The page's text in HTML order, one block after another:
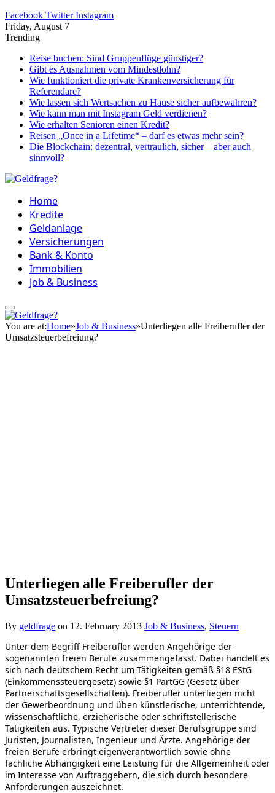
Facebook Twitter Instagram
Friday, August 7
Trending
Reise buchen: Sind Gruppenflüge günstiger?
Gibt es Ausnahmen vom Mindestlohn?
Wie funktioniert die private Krankenversicherung für
Referendare?
Wie lassen sich Wertsachen zu Hause sicher aufbewahren?
Wie kann man mit Instagram Geld verdienen?
Wie erhalten Senioren einen Kredit?
Reisen „Once in a Lifetime“ – darf es etwas mehr sein?
Die Blockchain: dezentral, vertraulich, sicher – aber auch
sinnvoll?
Home
Kredite
Geldanlage
Versicherungen
Bank & Konto
Immobilien
Job & Business
You are at:Home»Job & Business»Unterliegen alle Freiberufler der
Umsatzsteuerbefreiung?
Unterliegen alle Freiberufler der
Umsatzsteuerbefreiung?
By geldfrage on 12. February 2013 Job & Business, Steuern
Unter dem Begriff Freiberufler werden Angehörige der
sogenannten freien Berufe zusammengefasst. Dabei handelt es
sich nach deutschem Recht um Tätigkeiten gemäß §18 EStG
(Einkommenssteuergesetz) sowie §1 PartGG (Gesetz über
Partnerschaftsgesellschaften). Freiberufler unterliegen nicht
der Gewerbeordnung und üben künstlerische, unterrichtende,
wissenschaftliche, erzieherische oder schriftstellerische
Tätigkeiten aus. Typische Vertreter dieser Berufsgruppe sind
Juristen, Journalisten, Ingenieur und Ärzte. Angehörige der
freien Berufe erbringt eigenverantwortlich sowie ohne
fachliche Abhängigkeit eine Leistung für die Allgemeinheit oder
im Interesse von Auftraggebern, die sich durch besondere
Anforderungen auszeichnet.